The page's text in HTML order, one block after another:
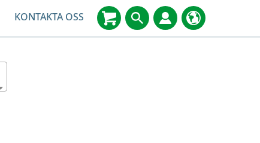
KONTAKTA OSS